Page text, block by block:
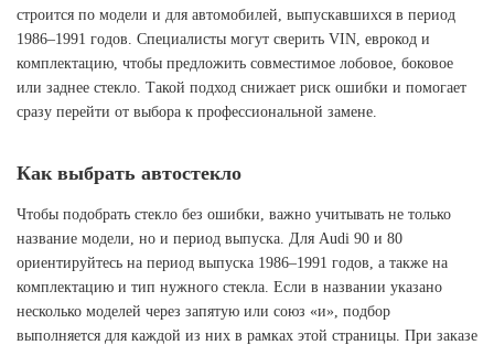
строится по модели и для автомобилей, выпускавшихся в период
1986–1991 годов. Специалисты могут сверить VIN, еврокод и
комплектацию, чтобы предложить совместимое лобовое, боковое
или заднее стекло. Такой подход снижает риск ошибки и помогает
сразу перейти от выбора к профессиональной замене.
Как выбрать автостекло
Чтобы подобрать стекло без ошибки, важно учитывать не только
название модели, но и период выпуска. Для Audi 90 и 80
ориентируйтесь на период выпуска 1986–1991 годов, а также на
комплектацию и тип нужного стекла. Если в названии указано
несколько моделей через запятую или союз «и», подбор
выполняется для каждой из них в рамках этой страницы. При заказе